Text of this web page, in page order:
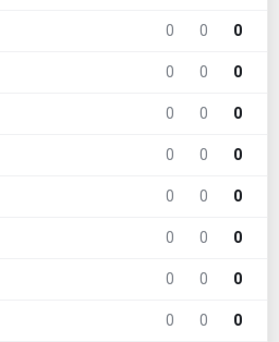
0 0 0
0 0 0
0 0 0
0 0 0
0 0 0
0 0 0
0 0 0
0 0 0